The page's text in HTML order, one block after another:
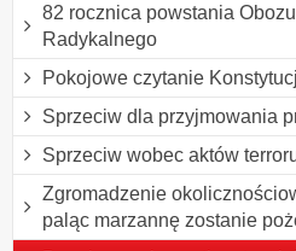
82 rocznica powstania
Radykalnego
Pokojowe czytanie
Sprzeciw dla przyjmowania
Sprzeciw wobec aktów
Zgromadzenie
paląc marzannę zostanie